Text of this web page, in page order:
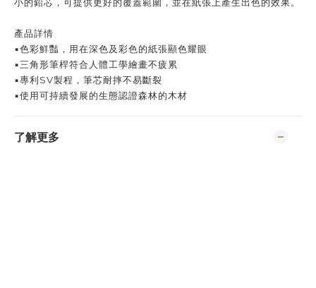
產品詳情
▪色彩鮮豔，用在深色及彩色的紙張顯色耀眼
▪三角形筆桿符合人體工學繪畫不疲累
▪專利SV製程，筆芯耐摔不易斷裂
▪使用可持續發展的生態認證森林的木材
了解更多